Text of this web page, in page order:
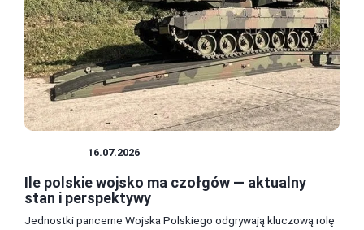
16.07.2026
Ile polskie wojsko ma czołgów — aktualny
stan i perspektywy
Jednostki pancerne Wojska Polskiego odgrywają kluczową rolę